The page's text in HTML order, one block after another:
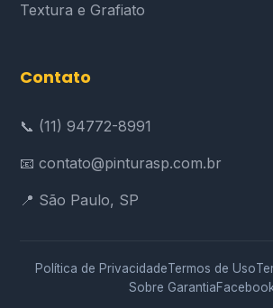
Textura e Grafiato
Contato
📞 (11) 94772-8991
📧 contato@pinturasp.com.br
📍 São Paulo, SP
Política de PrivacidadeTermos de Uso
Sobre Garantia